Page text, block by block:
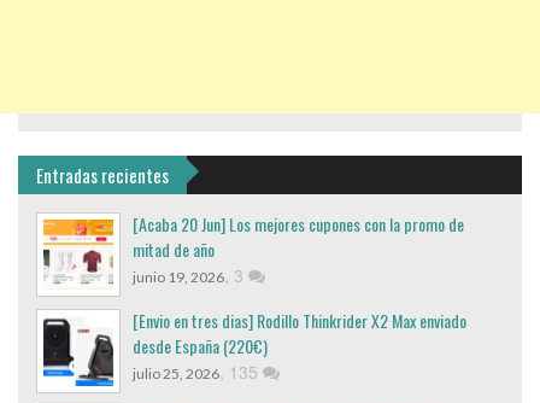
Entradas recientes
[Acaba 20 Jun] Los mejores cupones con la promo de
mitad de año
junio 19, 2026, 3
[Envio en tres dias] Rodillo Thinkrider X2 Max enviado
desde España (220€)
julio 25, 2026, 135